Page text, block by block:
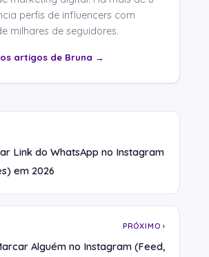
perfis de influencers com
milhares de seguidores.
artigos de Bruna →
Link do WhatsApp no Instagram
em 2026
PRÓXIMO ›
Alguém no Instagram (Feed,